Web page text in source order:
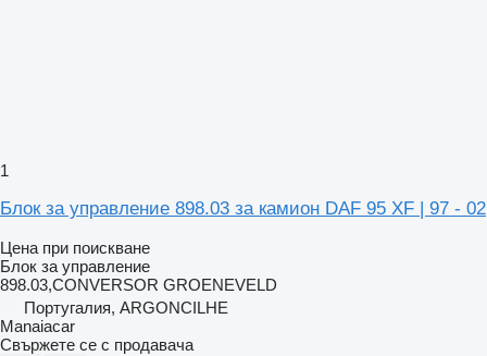
1
Блок за управление 898.03 за камион DAF 95 XF | 97 - 02
Цена при поискване
Блок за управление
898.03,CONVERSOR GROENEVELD
Португалия, ARGONCILHE
Manaiacar
Свържете се с продавача